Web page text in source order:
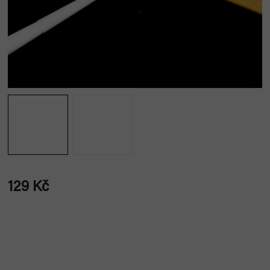
129 Kč